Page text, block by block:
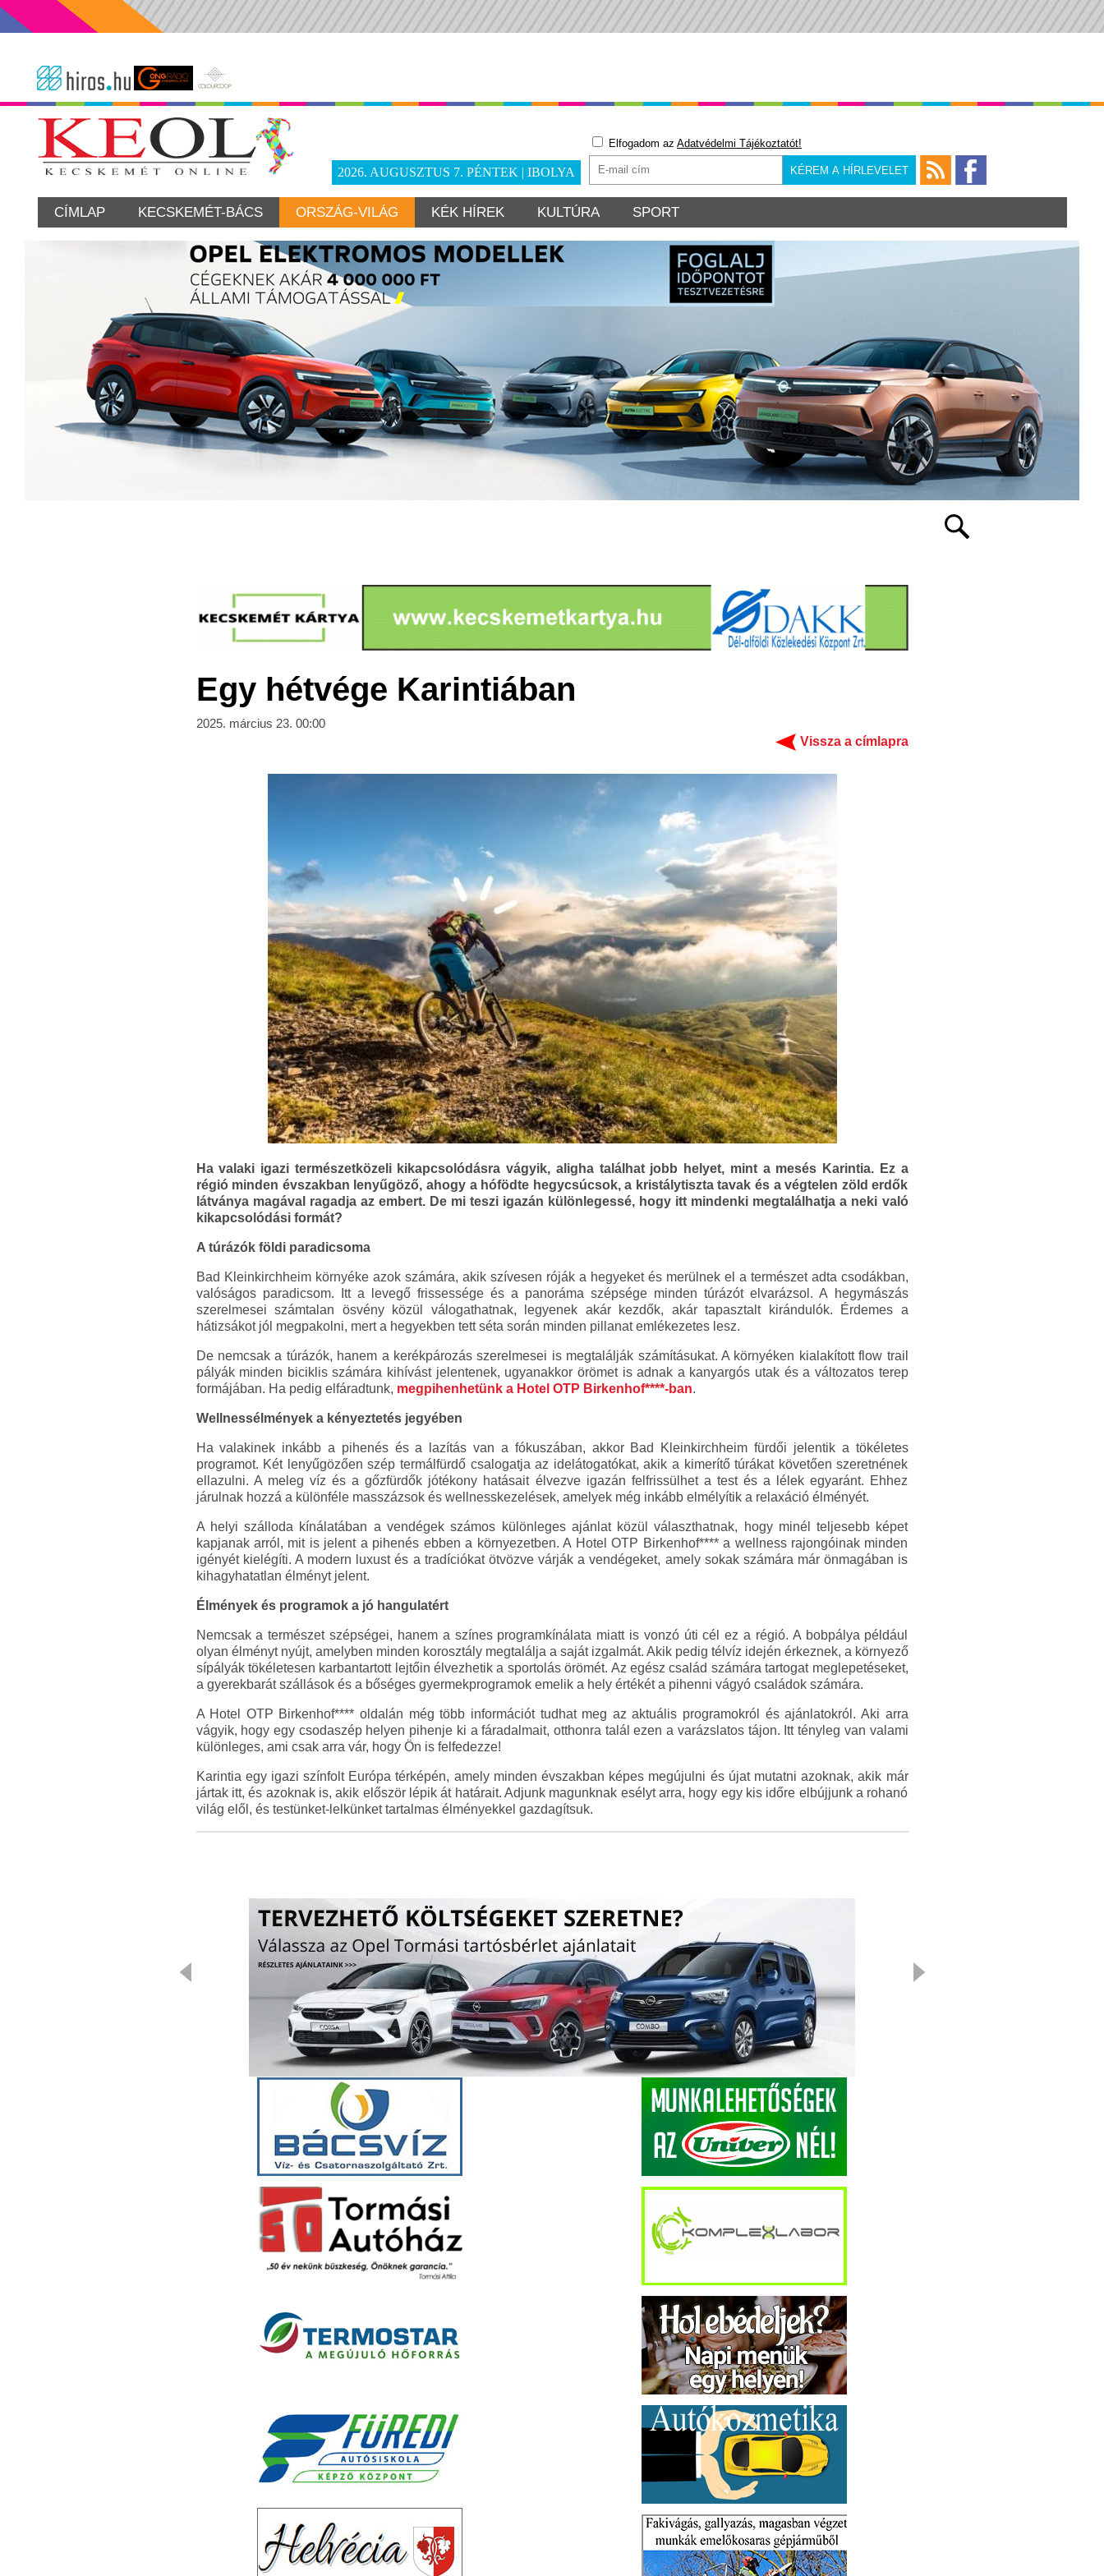
2026. AUGUSZTUS 7. PÉNTEK | IBOLYA
Elfogadom az Adatvédelmi Tájékoztatót!
CÍMLAP KECSKEMÉT-BÁCS ORSZÁG-VILÁG KÉK HÍREK KULTÚRA SPORT
Egy hétvége Karintiában
2025. március 23. 00:00
Vissza a címlapra
Ha valaki igazi természetközeli kikapcsolódásra vágyik, aligha találhat jobb helyet, mint a mesés Karintia. Ez a
régió minden évszakban lenyűgöző, ahogy a hófödte hegycsúcsok, a kristálytiszta tavak és a végtelen zöld erdők
látványa magával ragadja az embert. De mi teszi igazán különlegessé, hogy itt mindenki megtalálhatja a neki való
kikapcsolódási formát?
A túrázók földi paradicsoma
Bad Kleinkirchheim környéke azok számára, akik szívesen róják a hegyeket és merülnek el a természet adta csodákban,
valóságos paradicsom. Itt a levegő frissessége és a panoráma szépsége minden túrázót elvarázsol. A hegymászás
szerelmesei számtalan ösvény közül válogathatnak, legyenek akár kezdők, akár tapasztalt kirándulók. Érdemes a
hátizsákot jól megpakolni, mert a hegyekben tett séta során minden pillanat emlékezetes lesz.
De nemcsak a túrázók, hanem a kerékpározás szerelmesei is megtalálják számításukat. A környéken kialakított flow trail
pályák minden biciklis számára kihívást jelentenek, ugyanakkor örömet is adnak a kanyargós utak és a változatos terep
formájában. Ha pedig elfáradtunk, megpihenhetünk a Hotel OTP Birkenhof****-ban.
Wellnessélmények a kényeztetés jegyében
Ha valakinek inkább a pihenés és a lazítás van a fókuszában, akkor Bad Kleinkirchheim fürdői jelentik a tökéletes
programot. Két lenyűgözően szép termálfürdő csalogatja az idelátogatókat, akik a kimerítő túrákat követően szeretnének
ellazulni. A meleg víz és a gőzfürdők jótékony hatásait élvezve igazán felfrissülhet a test és a lélek egyaránt. Ehhez
járulnak hozzá a különféle masszázsok és wellnesskezelések, amelyek még inkább elmélyítik a relaxáció élményét.
A helyi szálloda kínálatában a vendégek számos különleges ajánlat közül választhatnak, hogy minél teljesebb képet
kapjanak arról, mit is jelent a pihenés ebben a környezetben. A Hotel OTP Birkenhof**** a wellness rajongóinak minden
igényét kielégíti. A modern luxust és a tradíciókat ötvözve várják a vendégeket, amely sokak számára már önmagában is
kihagyhatatlan élményt jelent.
Élmények és programok a jó hangulatért
Nemcsak a természet szépségei, hanem a színes programkínálata miatt is vonzó úti cél ez a régió. A bobpálya például
olyan élményt nyújt, amelyben minden korosztály megtalálja a saját izgalmát. Akik pedig télvíz idején érkeznek, a környező
sípályák tökéletesen karbantartott lejtőin élvezhetik a sportolás örömét. Az egész család számára tartogat meglepetéseket,
a gyerekbarát szállások és a bőséges gyermekprogramok emelik a hely értékét a pihenni vágyó családok számára.
A Hotel OTP Birkenhof**** oldalán még több információt tudhat meg az aktuális programokról és ajánlatokról. Aki arra
vágyik, hogy egy csodaszép helyen pihenje ki a fáradalmait, otthonra talál ezen a varázslatos tájon. Itt tényleg van valami
különleges, ami csak arra vár, hogy Ön is felfedezze!
Karintia egy igazi színfolt Európa térképén, amely minden évszakban képes megújulni és újat mutatni azoknak, akik már
jártak itt, és azoknak is, akik először lépik át határait. Adjunk magunknak esélyt arra, hogy egy kis időre elbújjunk a rohanó
világ elől, és testünket-lelkünket tartalmas élményekkel gazdagítsuk.